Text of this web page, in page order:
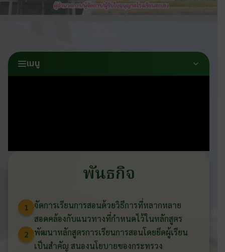
เมนู
พันธกิจ
1 จัดการเรียนการสอนด้วยวิธีการที่หลากหลาย
สอดคล้องกับแนวทางที่กำหนดไว้ในหลักสูตร
2
พัฒนาหลักสูตรการเรียนการสอนโดยยึดผู้เรียน
เป็นสำคัญ สนองนโยบายของกระทรวง